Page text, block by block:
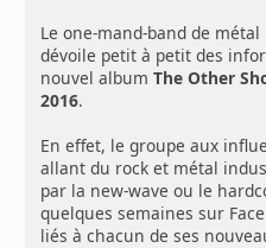
Le one-mand-band de
dévoile petit à petit des
nouvel albumThe Other
2016.
En effet, le groupe aux
allant du rock et métal
par la new-wave ou le
quelques semaines sur
liés à chacun de ses